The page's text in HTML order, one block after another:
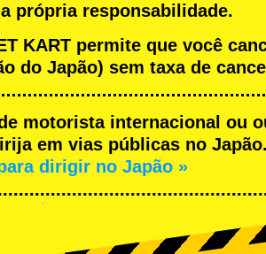
própria responsabilidade.
KART permite que você
do Japão) sem taxa de
motorista internacional ou
em vias públicas no
dirigir no Japão »